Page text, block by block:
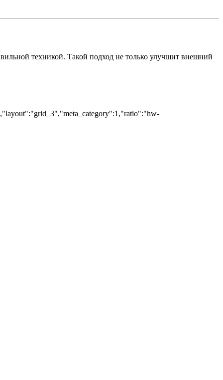
техникой. Такой подход не только улучшит внешний